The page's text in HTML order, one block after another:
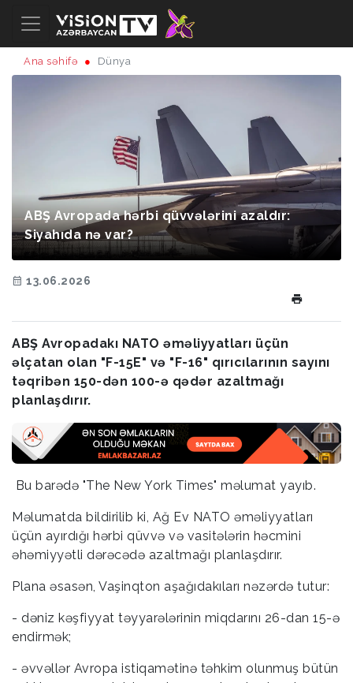
Ana səhifə Dünya
ABŞ Avropada hərbi qüvvələrini azaldır:
Siyahıda nə var?
13.06.2026
ABŞ Avropadakı NATO əməliyyatları üçün
əlçatan olan "F-15E" və "F-16" qırıcılarının sayını
təqribən 150-dən 100-ə qədər azaltmağı
planlaşdırır.
Bu barədə "The New York Times" məlumat yayıb.
Məlumatda bildirilib ki, Ağ Ev NATO əməliyyatları
üçün ayırdığı hərbi qüvvə və vasitələrin həcmini
əhəmiyyətli dərəcədə azaltmağı planlaşdırır.
Plana əsasən, Vaşinqton aşağıdakıları nəzərdə tutur:
- dəniz kəşfiyyat təyyarələrinin miqdarını 26-dan 15-ə
endirmək;
- əvvəllər Avropa istiqamətinə təhkim olunmuş bütün